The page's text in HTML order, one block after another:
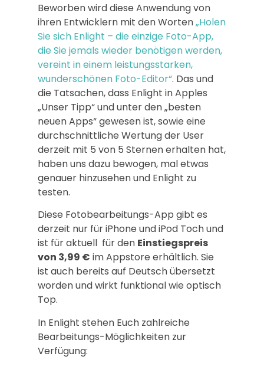
Beworben wird diese Anwendung von
ihren Entwicklern mit den Worten„Holen
Sie sich Enlight – die einzige Foto-App,
die Sie jemals wieder benötigen werden,
vereint in einem leistungsstarken,
wunderschönen Foto-Editor“. Das und
die Tatsachen, dass Enlight in Apples
„Unser Tipp“ und unter den „besten
neuen Apps“ gewesen ist, sowie eine
durchschnittliche Wertung der User
derzeit mit 5 von 5 Sternen erhalten hat,
haben uns dazu bewogen, mal etwas
genauer hinzusehen und Enlight zu
testen.
Diese Fotobearbeitungs-App gibt es
derzeit nur für iPhone und iPod Toch und
ist für aktuell für den Einstiegspreis
von 3,99 € im Appstore erhältlich. Sie
ist auch bereits auf Deutsch übersetzt
worden und wirkt funktional wie optisch
Top.
In Enlight stehen Euch zahlreiche
Bearbeitungs-Möglichkeiten zur
Verfügung: